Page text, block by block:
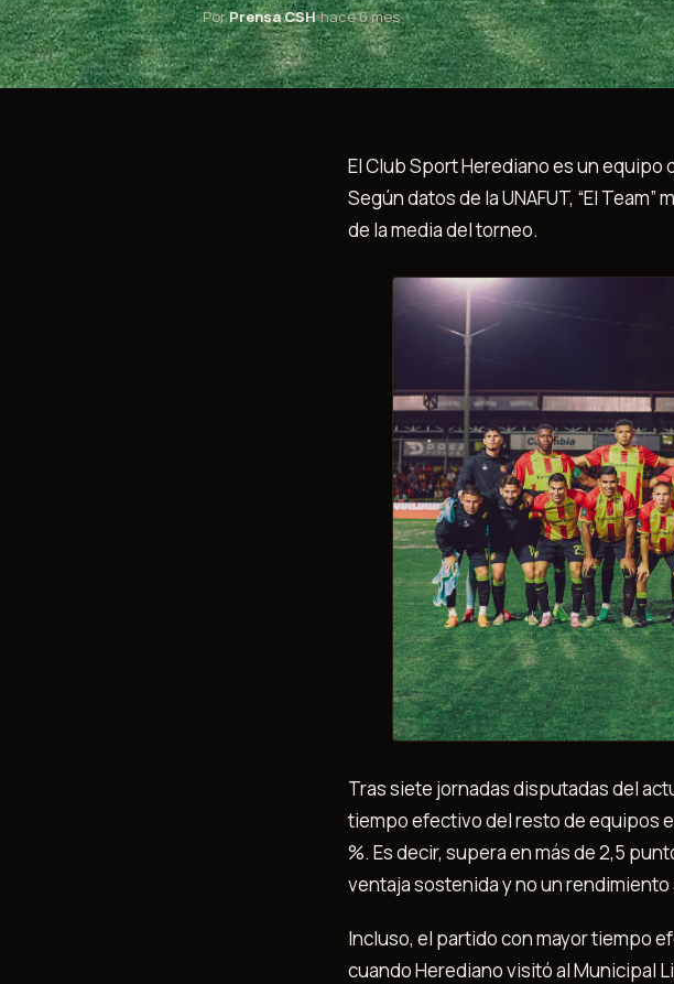
PorPrensa CSH hace 6 mes
El Club Sport Herediano es un
Según datos de la UNAFUT, “El
de la media del torneo.
Tras siete jornadas disputadas del
tiempo efectivo del resto de equipos
%. Es decir, supera en más de 2,5
ventaja sostenida y no un rendimiento
Incluso, el partido con mayor tiempo
cuando Herediano visitó al Municipal